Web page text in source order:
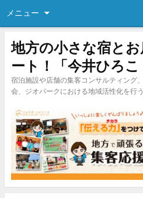
メニュー
地方の小さな宿と
ート！「今井ひろこ
宿泊施設や店舗の集客コンサルティング
会、ジオパークにおける地域活性化を行